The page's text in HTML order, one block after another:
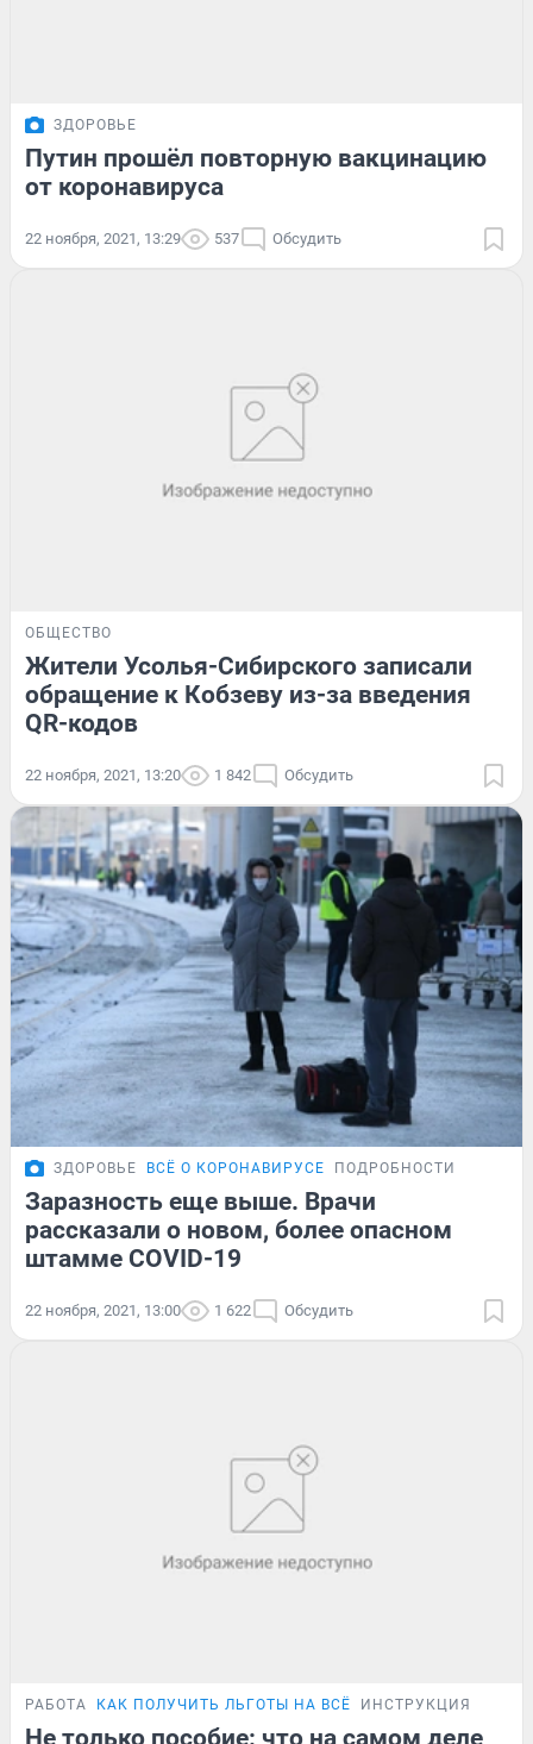
ЗДОРОВЬЕ
Путин прошёл повторную вакцинацию
от коронавируса
22 ноября, 2021, 13:29 537 Обсудить
ОБЩЕСТВО
Жители Усолья-Сибирского записали
обращение к Кобзеву из-за введения
QR-кодов
22 ноября, 2021, 13:20 1 842 Обсудить
ЗДОРОВЬЕ ВСЁ О КОРОНАВИРУСЕ ПОДРОБНОСТИ
Заразность еще выше. Врачи
рассказали о новом, более опасном
штамме COVID-19
22 ноября, 2021, 13:00 1 622 Обсудить
РАБОТА КАК ПОЛУЧИТЬ ЛЬГОТЫ НА ВСЁ ИНСТРУКЦИЯ
Не только пособие: что на самом деле